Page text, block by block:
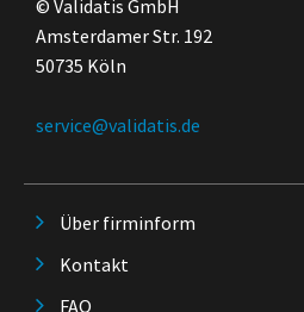
© Validatis GmbH
Amsterdamer Str. 192
50735 Köln
service@validatis.de
Über firminform
Kontakt
FAQ